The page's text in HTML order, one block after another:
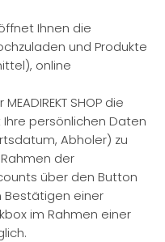
Ihnen die
und Produkte
online
SHOP die
persönlichen Daten
Abholer) zu
der
über den Button
Bestätigen einer
im Rahmen einer